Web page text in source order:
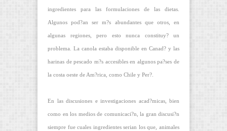
ingredientes para las formulaciones de las dietas.
Algunos pod?an ser m?s abundantes que otros, en
algunas regiones, pero esto nunca constituy? un
problema. La canola estaba disponible en Canad? y las
harinas de pescado m?s accesibles en algunos pa?ses de
la costa oeste de Am?rica, como Chile y Per?.
En las discusiones e investigaciones acad?micas, bien
como en los medios de comunicaci?n, la gran discusi?n
siempre fue cuales ingredientes serian los que, animales